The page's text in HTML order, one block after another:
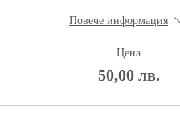
Повече информация
Цена
50,00 лв.